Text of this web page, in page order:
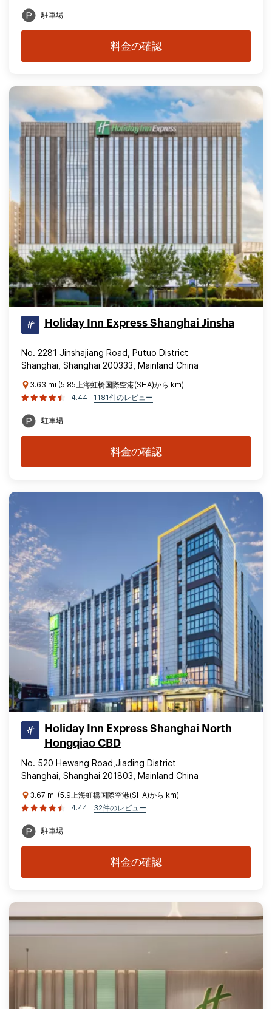
駐車場
料金の確認
Holiday Inn Express Shanghai Jinsha
No. 2281 Jinshajiang Road, Putuo District
Shanghai, Shanghai 200333, Mainland China
3.63 mi (5.85上海虹橋国際空港(SHA)から km)
4.44
1181件のレビュー
駐車場
料金の確認
Holiday Inn Express Shanghai North
Hongqiao CBD
No. 520 Hewang Road,Jiading District
Shanghai, Shanghai 201803, Mainland China
3.67 mi (5.9上海虹橋国際空港(SHA)から km)
4.44
32件のレビュー
駐車場
料金の確認